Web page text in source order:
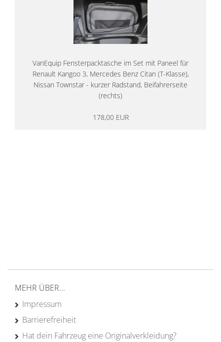
VanEquip Fensterpacktasche im Set mit Paneel für
Renault Kangoo 3, Mercedes Benz Citan (T-Klasse),
Nissan Townstar - kurzer Radstand, Beifahrerseite
(rechts)
178,00 EUR
MEHR ÜBER...
Impressum
Barrierefreiheit
Hat dein Fahrzeug eine Originalverkleidung?